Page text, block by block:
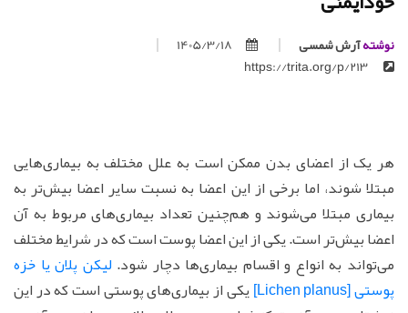
نوشتهآرش شمسی
1405/3/18
هر یک از اعضای بدن ممکن است به علل مختلف به بیماری‌هایی
مبتلا شوند، اما برخی از این اعضا به نسبت سایر اعضا بیش‌تر به
بیماری مبتلا می‌شوند و هم‌چنین تعداد بیماری‌های مربوط به آن
اعضا بیش‌تر است. یکی از این اعضا پوست است که در شرایط مختلف
می‌تواند به انواع و اقسام بیماری‌ها دچار شود.لیکن پلان یا خزه
پوستی [Lichen planus]
یکی از بیماری‌های پوستی است که در این